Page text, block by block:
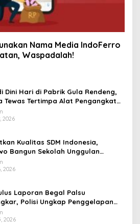
Nama Media IndoFerro
Waspadalah!
Dini Hari di Pabrik Gula Rendeng,
Tewas Tertimpa Alat Pengangkat
2026
Kualitas SDM Indonesia,
Bangun Sekolah Unggulan
Universitas Terbaik Dunia
2026
Laporan Begal Palsu
Polisi Ungkap Penggelapan
untuk Crypto
2026